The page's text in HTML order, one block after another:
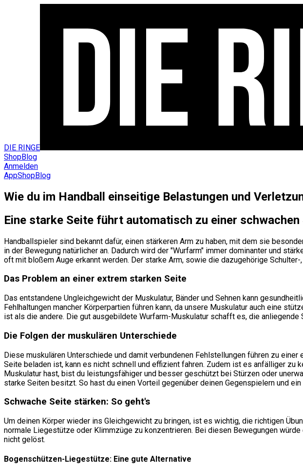
DIE RINGE
ShopBlog
Anmelden
AppShopBlog
Wie du im Handball einseitige Belastungen und
Eine starke Seite führt automatisch zu einer schwachen
Handballspieler sind bekannt dafür, einen stärkeren Arm zu haben, mit dem sie
in der Bewegung natürlicher an. Dadurch wird der "Wurfarm" immer dominanter und
oft mit bloßem Auge erkannt werden. Der starke Arm, sowie die dazugehörige
Das Problem an einer extrem starken Seite
Das entstandene Ungleichgewicht der Muskulatur, Bänder und Sehnen kann
Fehlhaltungen mancher Körperpartien führen kann, da unsere Muskulatur auch eine
ist als die andere. Die gut ausgebildete Wurfarm-Muskulatur schafft es, die
Die Folgen der muskulären Unterschiede
Diese muskulären Unterschiede und damit verbundenen Fehlstellungen führen zu
Seite beladen ist, kann es nicht schnell und effizient fahren. Zudem ist es anfälliger zu
Muskulatur hast, bist du leistungsfähiger und besser geschützt bei Stürzen oder
starke Seiten besitzt. So hast du einen Vorteil gegenüber deinen Gegenspielern und
Schwache Seite stärken: So geht's
Um deinen Körper wieder ins Gleichgewicht zu bringen, ist es wichtig, die richtigen
normale Liegestütze oder Klimmzüge zu konzentrieren. Bei diesen Bewegungen
nicht gelöst.
Bogenschützen-Liegestütze: Eine gute Alternative